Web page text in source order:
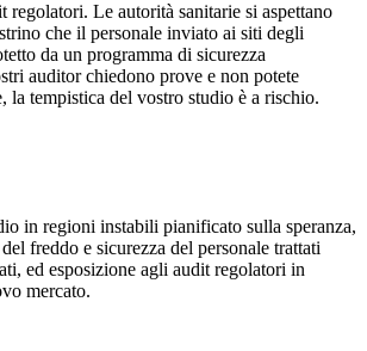
regolatori. Le autorità sanitarie si aspettano
che il personale inviato ai siti degli
da un programma di sicurezza
auditor chiedono prove e non potete
la tempistica del vostro studio è a rischio.
in regioni instabili pianificato sulla speranza,
freddo e sicurezza del personale trattati
ed esposizione agli audit regolatori in
mercato.